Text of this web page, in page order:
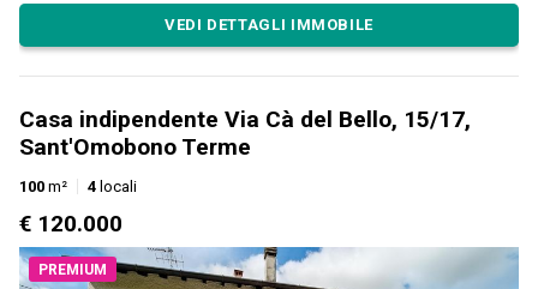
VEDI DETTAGLI IMMOBILE
Casa indipendente Via Cà del Bello, 15/17,
Sant'Omobono Terme
100 m² 4 locali
€ 120.000
PREMIUM